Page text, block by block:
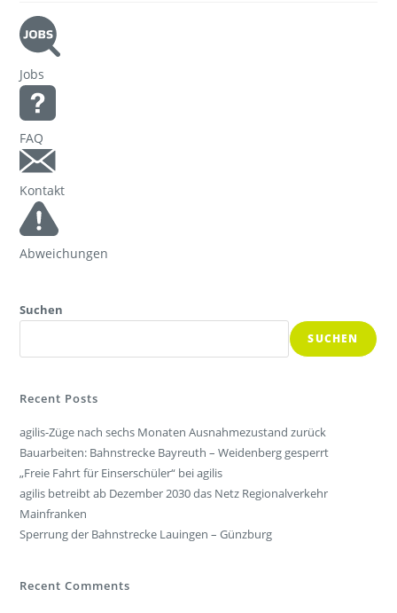
Jobs
FAQ
Kontakt
Abweichungen
Suchen
SUCHEN
Recent Posts
agilis-Züge nach sechs Monaten Ausnahmezustand zurück
Bauarbeiten: Bahnstrecke Bayreuth – Weidenberg gesperrt
„Freie Fahrt für Einserschüler“ bei agilis
agilis betreibt ab Dezember 2030 das Netz Regionalverkehr
Mainfranken
Sperrung der Bahnstrecke Lauingen – Günzburg
Recent Comments